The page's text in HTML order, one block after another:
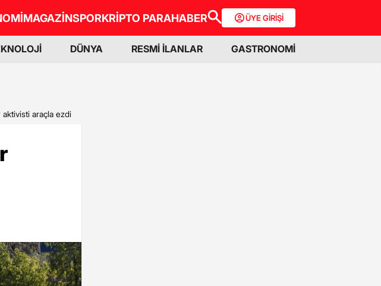
MAGAZİNSPORKRİPTO PARAHABER ÜYE GİRİŞİ
DÜNYA RESMİ İLANLAR GASTRONOMİ
aktivisti araçla ezdi